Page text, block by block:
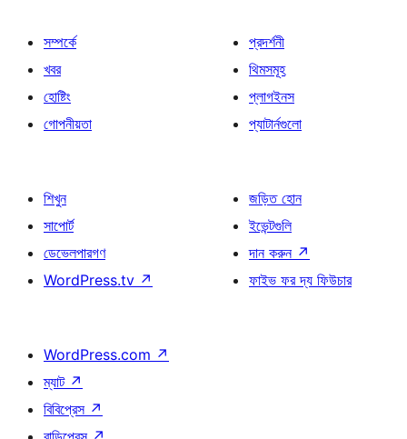
সম্পর্কে
খবর
হোষ্টিং
গোপনীয়তা
প্রদর্শনী
থিমসমূহ
প্লাগইনস
প্যাটার্নগুলো
শিখুন
সাপোর্ট
ডেভেলপারগণ
WordPress.tv ↗
জড়িত হোন
ইভেন্টগুলি
দান করুন ↗
ফাইভ ফর দ্য ফিউচার
WordPress.com ↗
ম্যাট ↗
বিবিপ্রেস ↗